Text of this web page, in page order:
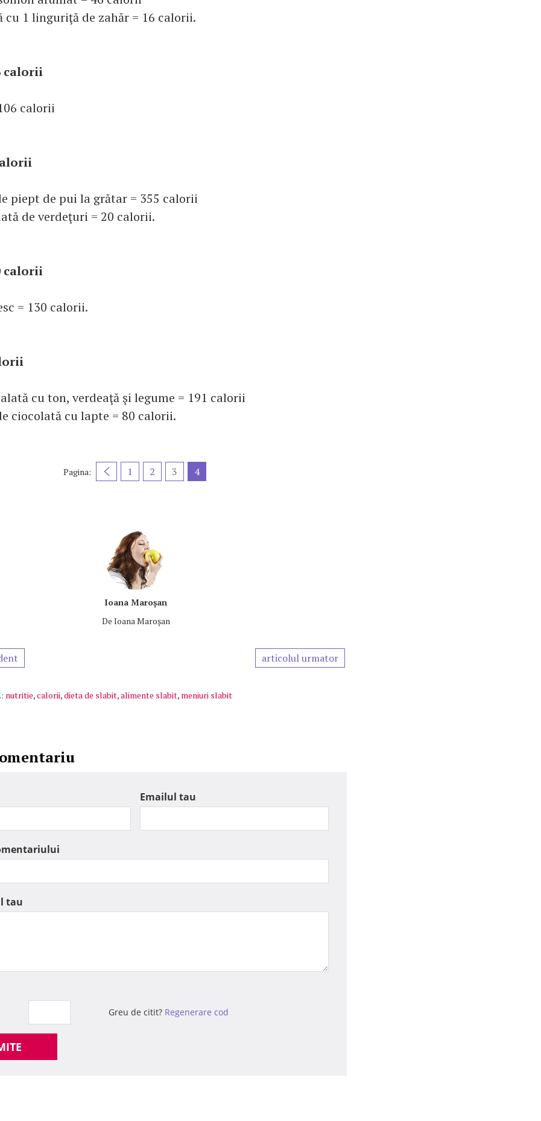
cu 1 linguriţă de zahăr = 16 calorii.
calorii
calorii
piept de pui la grătar = 355 calorii
de verdeţuri = 20 calorii.
calorii
= 130 calorii.
cu ton, verdeaţă şi legume = 191 calorii
ciocolată cu lapte = 80 calorii.
Pagina: 1 2 3 4
Ioana Maroşan
De Ioana Maroşan
articolul urmator
nutritie,calorii,dieta de slabit,alimente slabit, meniuri slabit
Emailul tau
tau
Greu de citit? Regenerare cod